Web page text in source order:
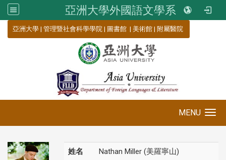
亞洲大學外國語文學系
亞洲大學 | 管理暨社會科學學院 | 圖書館 | 美術館 | 附屬醫院
MENU
姓名 Nathan Miller (美羅寧山)